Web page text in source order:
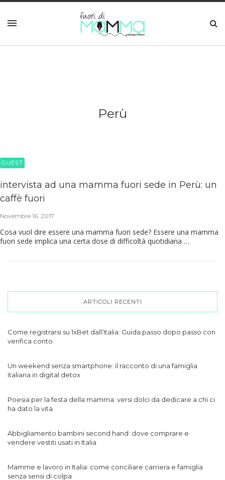
Perù
GUEST
intervista ad una mamma fuori sede in Perù: un
caffè fuori
Novembre 16, 2017
Cosa vuol dire essere una mamma fuori sede? Essere una mamma
fuori sede implica una certa dose di difficoltà quotidiana …
ARTICOLI RECENTI
Come registrarsi su 1xBet dall’Italia: Guida passo dopo passo con
verifica conto
Un weekend senza smartphone: il racconto di una famiglia
italiana in digital detox
Poesia per la festa della mamma: versi dolci da dedicare a chi ci
ha dato la vita
Abbigliamento bambini second hand: dove comprare e
vendere vestiti usati in Italia
Mamme e lavoro in Italia: come conciliare carriera e famiglia
senza sensi di colpa